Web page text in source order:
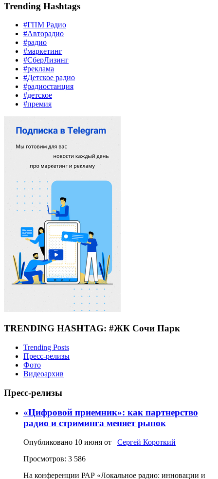
Trending Hashtags
#ГПМ Радио
#Авторадио
#радио
#маркетинг
#СберЛизинг
#реклама
#Детское радио
#радиостанция
#детское
#премия
TRENDING HASHTAG: #ЖК Сочи Парк
Trending Posts
Пресс-релизы
Фото
Видеоархив
Пресс-релизы
«Цифровой приемник»: как партнерство
радио и стриминга меняет рынок
Опубликовано 10 июня от Сергей Короткий
Просмотров: 3 586
На конференции РАР «Локальное радио: инновации и